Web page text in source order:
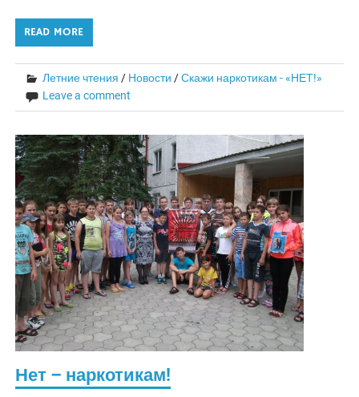
READ MORE
Летние чтения / Новости /Скажи наркотикам - «НЕТ!»
Leave a comment
Нет – наркотикам!